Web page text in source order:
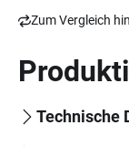
Zum Vergleich
Technische